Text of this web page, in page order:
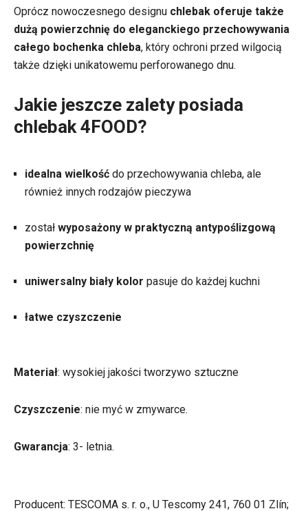
Oprócz nowoczesnego designu chlebak oferuje także
dużą powierzchnię do eleganckiego przechowywania
całego bochenka chleba, który ochroni przed wilgocią
także dzięki unikatowemu perforowanego dnu.
Jakie jeszcze zalety posiada
chlebak 4FOOD?
idealna wielkość do przechowywania chleba, ale
również innych rodzajów pieczywa
został wyposażony w praktyczną antypoślizgową
powierzchnię
uniwersalny biały kolor pasuje do każdej kuchni
łatwe czyszczenie
Materiał: wysokiej jakości tworzywo sztuczne
Czyszczenie: nie myć w zmywarce.
Gwarancja: 3- letnia.
Producent: TESCOMA s. r. o., U Tescomy 241, 760 01 Zlín;